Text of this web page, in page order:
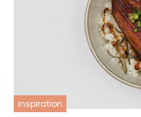
inspiration